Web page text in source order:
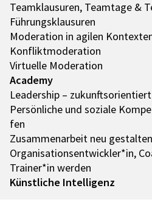
Team­klau­su­ren, Team­tage &
Führungs­klau­su­ren
Mode­ra­tion in agilen
Konflikt­mo­de­ra­tion
Virtu­elle Mode­ra­tion
Academy
Leader­ship –
Persön­li­che und soziale
fen
Zusam­men­ar­beit neu gestal­ten
Organisationsentwickler*in,
Trainer*in werden
Künst­li­che Intel­li­genz